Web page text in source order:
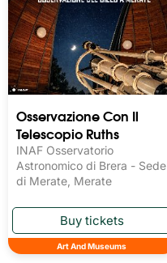
Osservazione Con Il
Telescopio Ruths
INAF Osservatorio
Astronomico di Brera - Sede
di Merate, Merate
Art And Museums